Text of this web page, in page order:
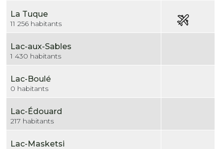
La Tuque
11 256 habitants
Lac-aux-Sables
1 430 habitants
Lac-Boulé
0 habitants
Lac-Édouard
217 habitants
Lac-Masketsi